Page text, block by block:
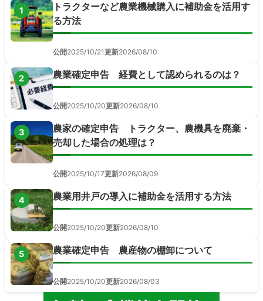
1
トラクターなど農業機械購入に補助金を活用す
る方法
公開2025/10/21更新2026/08/10
2 農業確定申告 経費として認められるのは？
公開2025/10/20更新2026/08/10
3
農家の確定申告 トラクター、農機具を廃棄・
売却した場合の処理は？
公開2025/10/17更新2026/08/09
4 農業用井戸の導入に補助金を活用する方法
公開2025/10/20更新2026/08/10
5 農業確定申告 農産物の棚卸について
公開2025/10/20更新2026/08/03